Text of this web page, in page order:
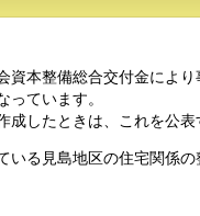
本整備総合交付金によ
っています。
したときは、これを公表
る見島地区の住宅関係の